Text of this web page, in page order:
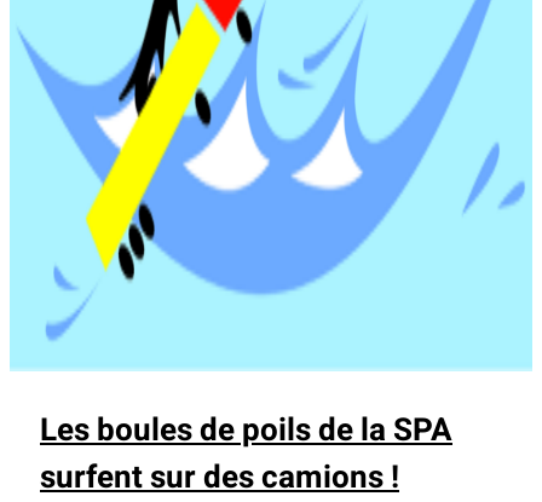
Les boules de poils de la SPA
surfent sur des camions !